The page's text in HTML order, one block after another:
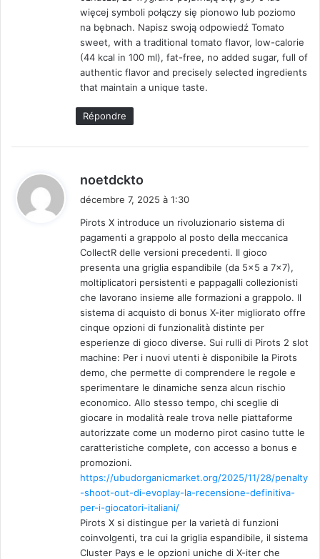
więcej symboli połączy się pionowo lub poziomo
na bębnach. Napisz swoją odpowiedź Tomato
sweet, with a traditional tomato flavor, low-calorie
(44 kcal in 100 ml), fat-free, no added sugar, full of
authentic flavor and precisely selected ingredients
that maintain a unique taste.
Répondre
noetdckto
:
décembre 7, 2025 à 1:30
Pirots X introduce un rivoluzionario sistema di
pagamenti a grappolo al posto della meccanica
CollectR delle versioni precedenti. Il gioco
presenta una griglia espandibile (da 5×5 a 7×7),
moltiplicatori persistenti e pappagalli collezionisti
che lavorano insieme alle formazioni a grappolo. Il
sistema di acquisto di bonus X-iter migliorato offre
cinque opzioni di funzionalità distinte per
esperienze di gioco diverse. Sui rulli di Pirots 2 slot
machine: Per i nuovi utenti è disponibile la Pirots
demo, che permette di comprendere le regole e
sperimentare le dinamiche senza alcun rischio
economico. Allo stesso tempo, chi sceglie di
giocare in modalità reale trova nelle piattaforme
autorizzate come un moderno pirot casino tutte le
caratteristiche complete, con accesso a bonus e
promozioni.
https://ubudorganicmarket.org/2025/11/28/penalty
-shoot-out-di-evoplay-la-recensione-definitiva-
per-i-giocatori-italiani/
Pirots X si distingue per la varietà di funzioni
coinvolgenti, tra cui la griglia espandibile, il sistema
Cluster Pays e le opzioni uniche di X-iter che